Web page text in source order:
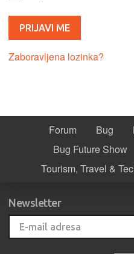
Zaboravljena lozinka?
Forum Bug
Bug Future Show
Tourism, Travel &
Newsletter